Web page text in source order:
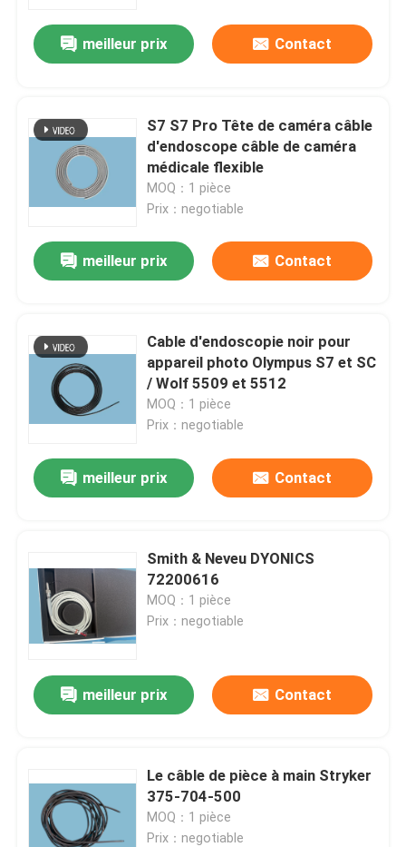
Produits
À propos de nous
Contrôle de la qualité
meilleur prix Contact
S7 S7 Pro Tête de caméra câble
d'endoscope câble de caméra
médicale flexible
MOQ：1 pièce
Prix：negotiable
meilleur prix Contact
Cable d'endoscopie noir pour
appareil photo Olympus S7 et SC
/ Wolf 5509 et 5512
MOQ：1 pièce
Prix：negotiable
meilleur prix Contact
Smith & Neveu DYONICS
72200616
MOQ：1 pièce
Prix：negotiable
meilleur prix Contact
Le câble de pièce à main Stryker
375-704-500
MOQ：1 pièce
Prix：negotiable